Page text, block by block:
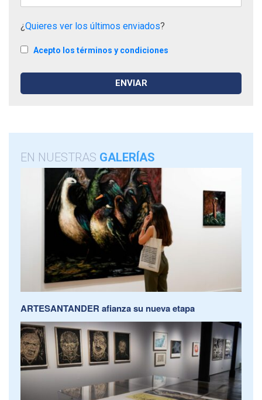
¿Quieres ver los últimos enviados?
Acepto los términos y condiciones
EN NUESTRAS GALERÍAS
ARTESANTANDER afianza su nueva etapa